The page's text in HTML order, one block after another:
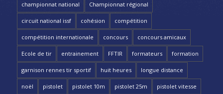
championnat national Championnat régional
circuit national issf cohésion compétition
compétition internationale concours concours amicaux
Ecole de tir entrainement FFTIR formateurs formation
garnison rennes tir sportif huit heures longue distance
noël pistolet pistolet 10m pistolet 25m pistolet vitesse